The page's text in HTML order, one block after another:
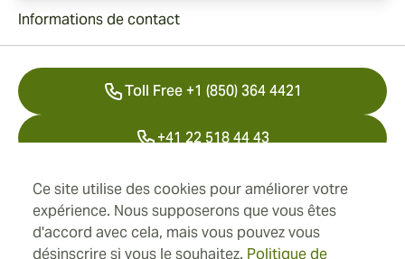
Ce site utilise des cookies pour améliorer votre
expérience. Nous supposerons que vous êtes
d'accord avec cela, mais vous pouvez vous
désinscrire si vous le souhaitez. Politique de
Informations de contact
Toll Free +1 (850) 364 4421
+41 22 518 44 43
info@swisscubancigars.com